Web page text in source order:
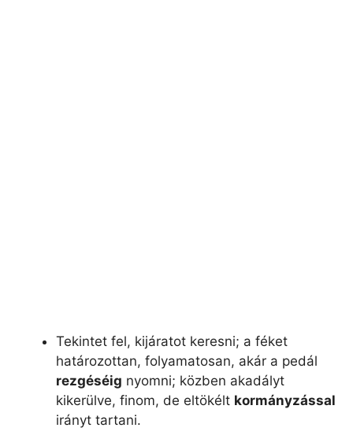
Tekintet fel, kijáratot keresni; a féket
határozottan, folyamatosan, akár a pedál
rezgéséig nyomni; közben akadályt
kikerülve, finom, de eltökélt kormányzással
irányt tartani.